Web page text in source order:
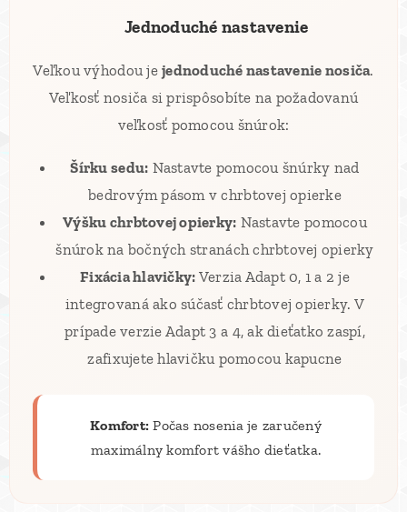
⚙️ Jednoduché nastavenie
Veľkou výhodou jejednoduché nastavenie nosiča.
Veľkosť nosiča si prispôsobíte na požadovanú
veľkosť pomocou šnúrok:
Šírku sedu: Nastavte pomocou šnúrky nad
bedrovým pásom v chrbtovej opierke
Výšku chrbtovej opierky: Nastavte pomocou
šnúrok na bočných stranách chrbtovej opierky
Fixácia hlavičky: Verzia Adapt 0, 1 a 2 je
integrovaná ako súčasť chrbtovej opierky. V
prípade verzie Adapt 3 a 4, ak dieťatko zaspí,
zafixujete hlavičku pomocou kapucne
Komfort: Počas nosenia je zaručený
maximálny komfort vášho dieťatka.